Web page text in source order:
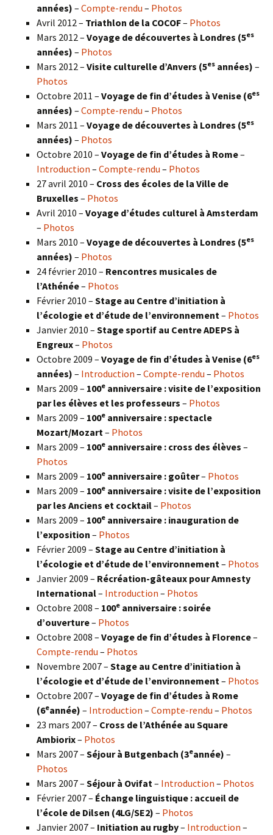
années) – Compte-rendu – Photos
Avril 2012 – Triathlon de la COCOF– Photos
Mars 2012 – Voyage de découvertes à Londres (5es
années) – Photos
Mars 2012 – Visite culturelle d’Anvers (5es années) –
Photos
Octobre 2011 – Voyage de fin d’études à Venise (6es
années) – Compte-rendu – Photos
Mars 2011 – Voyage de découvertes à Londres (5es
années) – Photos
Octobre 2010 – Voyage de fin d’études à Rome–
Introduction – Compte-rendu – Photos
27 avril 2010 – Cross des écoles de la Ville de
Bruxelles – Photos
Avril 2010 – Voyage d’études culturel à Amsterdam
– Photos
Mars 2010 – Voyage de découvertes à Londres (5es
années) – Photos
24 février 2010 – Rencontres musicales de
l’Athénée– Photos
Février 2010 – Stage au Centre d’initiation à
l’écologie et d’étude de l’environnement – Photos
Janvier 2010 – Stage sportif au Centre ADEPS à
Engreux– Photos
Octobre 2009 – Voyage de fin d’études à Venise (6es
années) – Introduction – Compte-rendu – Photos
Mars 2009 – 100e anniversaire : visite de l’exposition
par les élèves et les professeurs – Photos
Mars 2009 – 100e anniversaire : spectacle
Mozart/Mozart – Photos
Mars 2009 – 100e anniversaire : cross des élèves –
Photos
Mars 2009 – 100e anniversaire : goûter– Photos
Mars 2009 – 100e anniversaire : visite de l’exposition
par les Anciens et cocktail– Photos
Mars 2009 – 100e anniversaire : inauguration de
l’exposition – Photos
Février 2009 – Stage au Centre d’initiation à
l’écologie et d’étude de l’environnement – Photos
Janvier 2009 – Récréation-gâteaux pour Amnesty
International– Introduction – Photos
Octobre 2008 – 100e anniversaire : soirée
d’ouverture– Photos
Octobre 2008 – Voyage de fin d’études à Florence–
Compte-rendu – Photos
Novembre 2007 – Stage au Centre d’initiation à
l’écologie et d’étude de l’environnement – Photos
Octobre 2007 – Voyage de fin d’études à Rome
(6eannée) – Introduction – Compte-rendu – Photos
23 mars 2007 – Cross de l’Athénée au Square
Ambiorix– Photos
Mars 2007 – Séjour à Butgenbach (3eannée) –
Photos
Mars 2007 – Séjour à Ovifat – Introduction – Photos
Février 2007 – Échange linguistique : accueil de
l’école de Dilsen (4LG/SE2) – Photos
Janvier 2007 – Initiation au rugby– Introduction –